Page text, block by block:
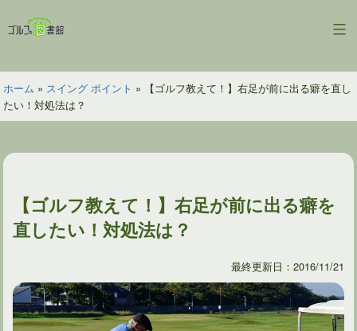
ン
ツ
へ
ス
ッ
ゴ
フ
の
図
ホーム » スイング ポイント »
【ゴルフ教えて！】右足が前に出る癖を直し
たい！対処法は？
【ゴルフ教えて！】右足が前に出る癖を
直したい！対処法は？
最終更新日：2016/11/21